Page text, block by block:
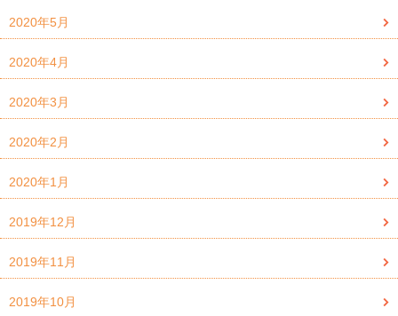
2020年5月
2020年4月
2020年3月
2020年2月
2020年1月
2019年12月
2019年11月
2019年10月